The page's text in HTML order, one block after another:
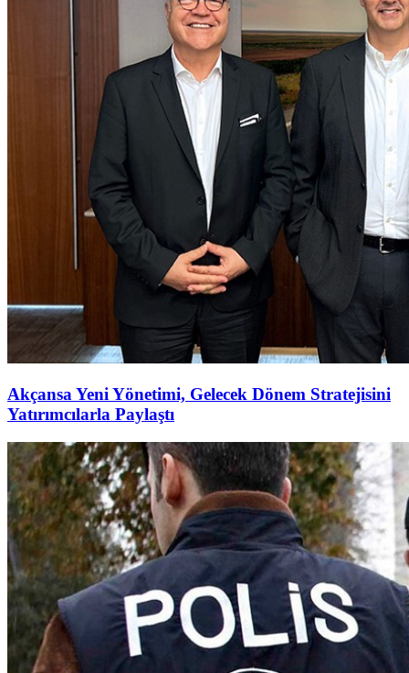
Akçansa Yeni Yönetimi, Gelecek Dönem Stratejisini
Yatırımcılarla Paylaştı